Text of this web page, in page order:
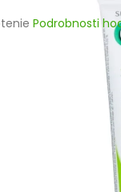
Podrobnosti